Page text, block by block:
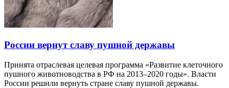
России вернут славу пушной державы
Принята отраслевая целевая программа «Развитие клеточного
пушного животноводства в РФ на 2013–2020 годы». Власти
России решили вернуть стране славу пушной державы.